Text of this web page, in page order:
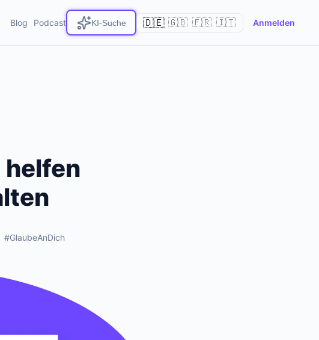
Blog Podcast KI-Suche 🇩🇪 🇬🇧 🇫🇷 🇮🇹 Anmelden
helfen
#GlaubeAnDich